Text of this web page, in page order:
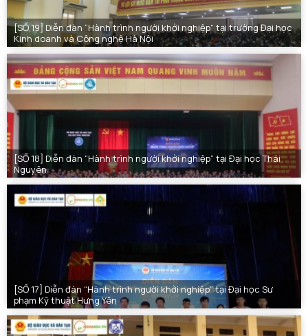
[SỐ 19] Diễn đàn “Hành trình người khởi nghiệp” tại trường Đại học
Kinh doanh và Công nghệ Hà Nội
[SỐ 18] Diễn đàn “Hành trình người khởi nghiệp” tại Đại học Thái
Nguyên
[SỐ 17] Diễn đàn “Hành trình người khởi nghiệp” tại Đại học Sư
phạm Kỹ thuật Hưng Yên